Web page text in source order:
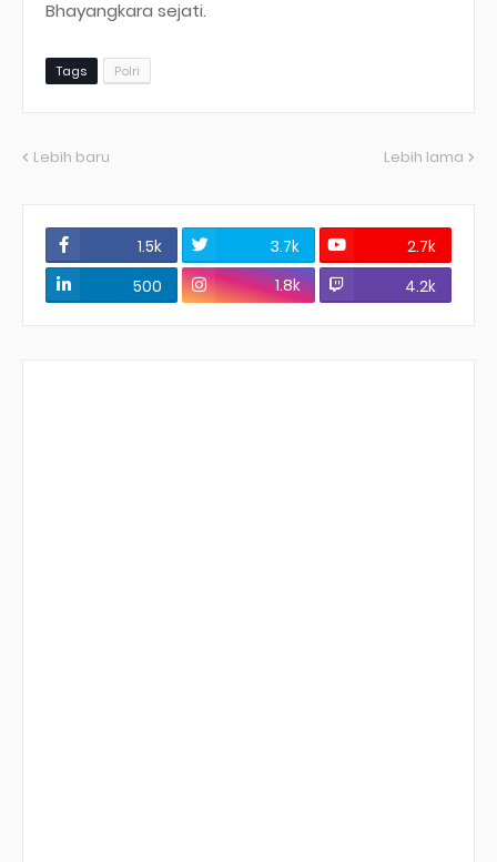
Bhayangkara sejati.
Tags Polri
Lebih baru Lebih lama
1.5k 3.7k
2.7k
500
1.8k 4.2k